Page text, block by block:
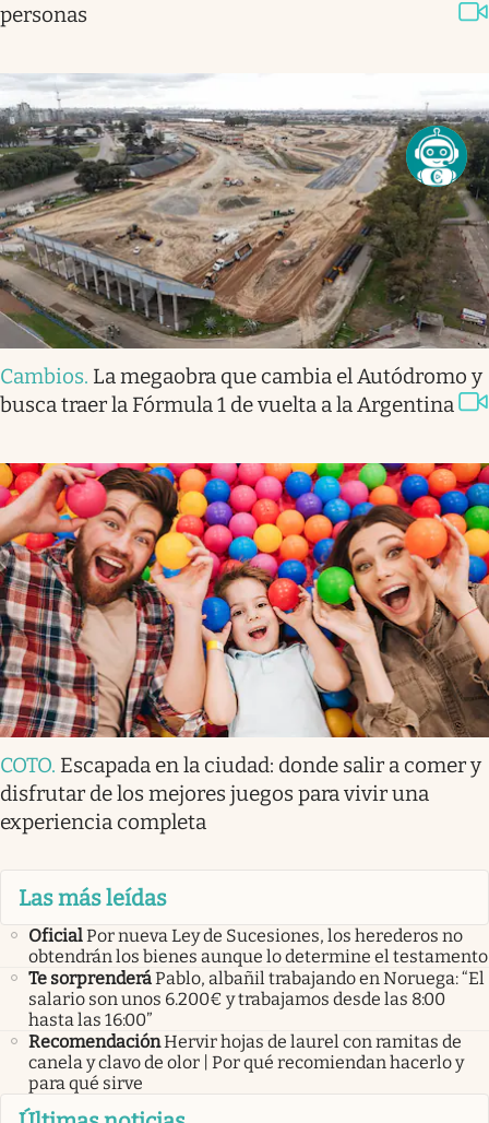
personas
Cambios. La megaobra que cambia el Autódromo y
busca traer la Fórmula 1 de vuelta a la Argentina
COTO. Escapada en la ciudad: donde salir a comer y
disfrutar de los mejores juegos para vivir una
experiencia completa
Las más leídas
OficialPor nueva Ley de Sucesiones, los herederos no
obtendrán los bienes aunque lo determine el testamento
Te sorprenderáPablo, albañil trabajando en Noruega: “El
salario son unos 6.200€ y trabajamos desde las 8:00
hasta las 16:00”
RecomendaciónHervir hojas de laurel con ramitas de
canela y clavo de olor | Por qué recomiendan hacerlo y
para qué sirve